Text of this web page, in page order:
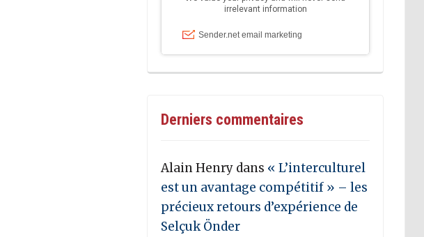
Derniers commentaires
Alain Henry dans « L’interculturel
est un avantage compétitif » – les
précieux retours d’expérience de
Selçuk Önder